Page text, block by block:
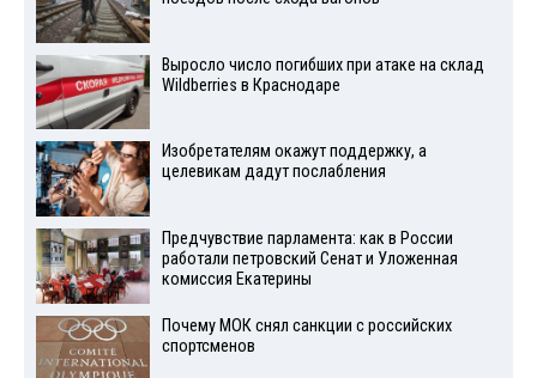
Выросло число погибших при атаке на склад
Wildberries в Краснодаре
Изобретателям окажут поддержку, а
целевикам дадут послабления
Предчувствие парламента: как в России
работали петровский Сенат и Уложенная
комиссия Екатерины
Почему МОК снял санкции с российских
спортсменов